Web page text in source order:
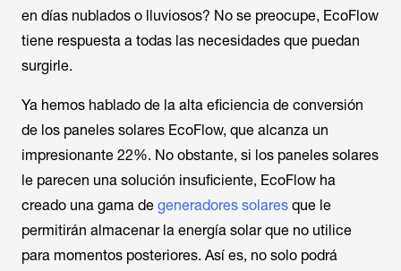
en días nublados o lluviosos? No se preocupe, EcoFlow
tiene respuesta a todas las necesidades que puedan
surgirle.
Ya hemos hablado de la alta eficiencia de conversión
de los paneles solares EcoFlow, que alcanza un
impresionante 22%. No obstante, si los paneles solares
le parecen una solución insuficiente, EcoFlow ha
creado una gama de generadores solares que le
permitirán almacenar la energía solar que no utilice
para momentos posteriores. Así es, no solo podrá